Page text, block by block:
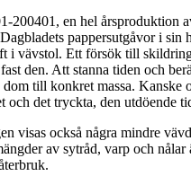
200401, en hel årsproduktion
pappersutgåvor i sin
i vävstol. Ett försök till
den. Att stanna tiden och
till konkret massa. Kanske
och det tryckta, den utdöende
visas också några mindre
av sytråd, varp och nålar